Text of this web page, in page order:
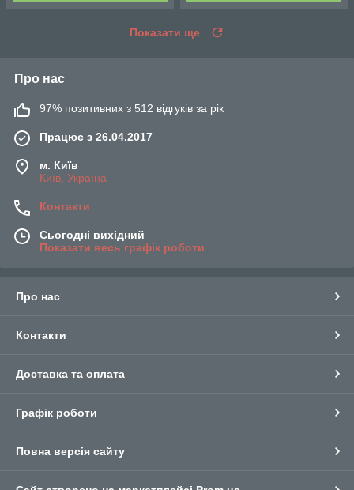
Показати ще
Про нас
97% позитивних з 512 відгуків за рік
Працює з 26.04.2017
м. Київ
Київ, Україна
Контакти
Сьогодні вихідний
Показати весь графік роботи
Про нас
Контакти
Доставка та оплата
Графік роботи
Повна версія сайту